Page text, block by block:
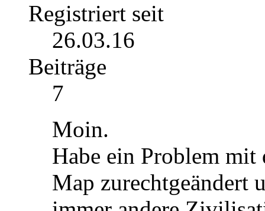
Registriert seit
26.03.16
Beiträge
7
Moin.
Habe ein Problem
Map zurechtgeändert